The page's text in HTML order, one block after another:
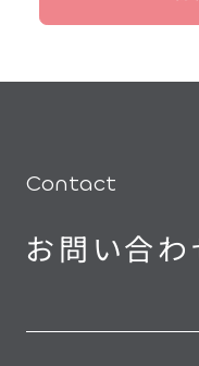
Contact
お問い合わ